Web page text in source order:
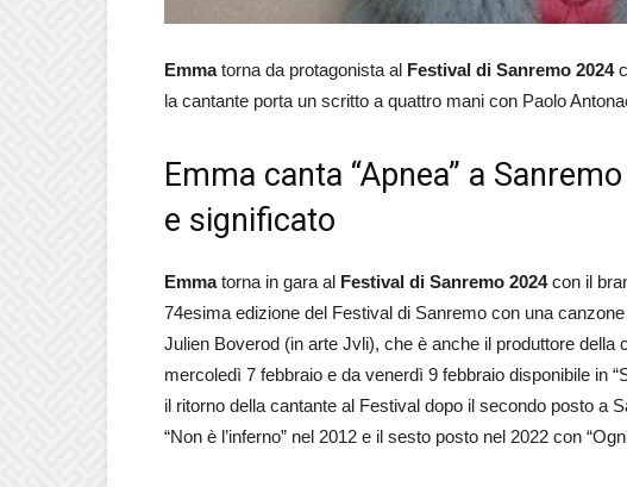
Emmatorna da protagonista al Festival di Sanremo 2024
la cantante porta un scritto a quattro mani con Paolo
Emma canta “Apnea” a
e significato
Emmatorna in gara al Festival di Sanremo 2024con il
74esima edizione del Festival di Sanremo con una
Julien Boverod (in arte Jvli), che è anche il produttore della
mercoledì 7 febbraio e da venerdì 9 febbraio disponibile in
il ritorno della cantante al Festival dopo il secondo posto a
“Non è l’inferno” nel 2012 e il sesto posto nel 2022 con